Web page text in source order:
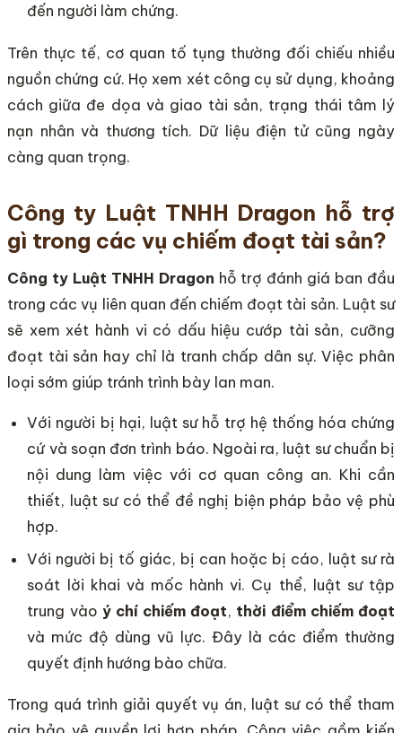
đến người làm chứng.
Trên thực tế, cơ quan tố tụng thường đối chiếu nhiều
nguồn chứng cứ. Họ xem xét công cụ sử dụng, khoảng
cách giữa đe dọa và giao tài sản, trạng thái tâm lý
nạn nhân và thương tích. Dữ liệu điện tử cũng ngày
càng quan trọng.
Công ty Luật TNHH Dragon hỗ trợ
gì trong các vụ chiếm đoạt tài sản?
Công ty Luật TNHH Dragon hỗ trợ đánh giá ban đầu
trong các vụ liên quan đến chiếm đoạt tài sản. Luật sư
sẽ xem xét hành vi có dấu hiệu cướp tài sản, cưỡng
đoạt tài sản hay chỉ là tranh chấp dân sự. Việc phân
loại sớm giúp tránh trình bày lan man.
Với người bị hại, luật sư hỗ trợ hệ thống hóa chứng
cứ và soạn đơn trình báo. Ngoài ra, luật sư chuẩn bị
nội dung làm việc với cơ quan công an. Khi cần
thiết, luật sư có thể đề nghị biện pháp bảo vệ phù
hợp.
Với người bị tố giác, bị can hoặc bị cáo, luật sư rà
soát lời khai và mốc hành vi. Cụ thể, luật sư tập
trung vào ý chí chiếm đoạt, thời điểm chiếm đoạt
và mức độ dùng vũ lực. Đây là các điểm thường
quyết định hướng bào chữa.
Trong quá trình giải quyết vụ án, luật sư có thể tham